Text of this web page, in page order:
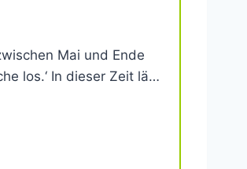
Mai und Ende
los.‘ In dieser Zeit lä…